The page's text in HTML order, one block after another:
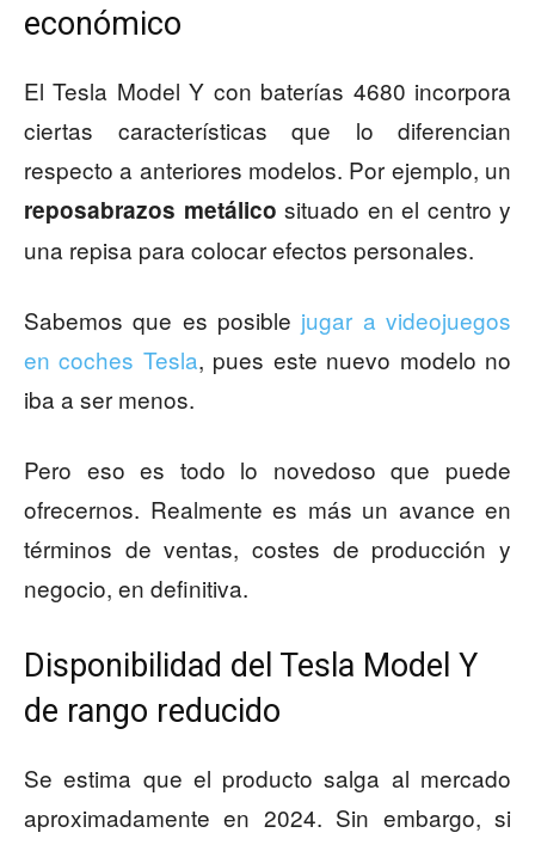
económico
El Tesla Model Y con baterías 4680 incorpora
ciertas características que lo diferencian
respecto a anteriores modelos. Por ejemplo, un
reposabrazos metálico situado en el centro y
una repisa para colocar efectos personales.
Sabemos que es posible jugar a videojuegos
en coches Tesla, pues este nuevo modelo no
iba a ser menos.
Pero eso es todo lo novedoso que puede
ofrecernos. Realmente es más un avance en
términos de ventas, costes de producción y
negocio, en definitiva.
Disponibilidad del Tesla Model Y
de rango reducido
Se estima que el producto salga al mercado
aproximadamente en 2024. Sin embargo, si